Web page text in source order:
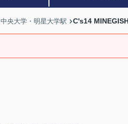
中央大学・明星大学駅 C's14